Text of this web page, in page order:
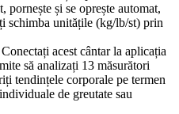
pornește și se oprește automat,
schimba unitățile (kg/lb/st) prin
acest cântar la aplicația
să analizați 13 măsurători
tendințele corporale pe termen
de greutate sau